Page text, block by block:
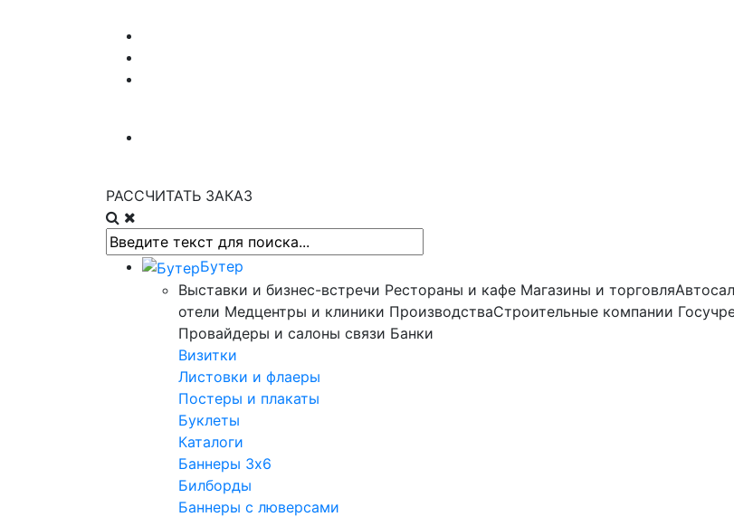
РАССЧИТАТЬ ЗАКАЗ
Бутер
Выставки и бизнес-встречи Рестораны и кафе Магазины и торговля
отели Медцентры и клиники ПроизводстваСтроительные компании
Провайдеры и салоны связи Банки
Визитки
Листовки и флаеры
Постеры и плакаты
Буклеты
Каталоги
Баннеры 3x6
Билборды
Баннеры с люверсами